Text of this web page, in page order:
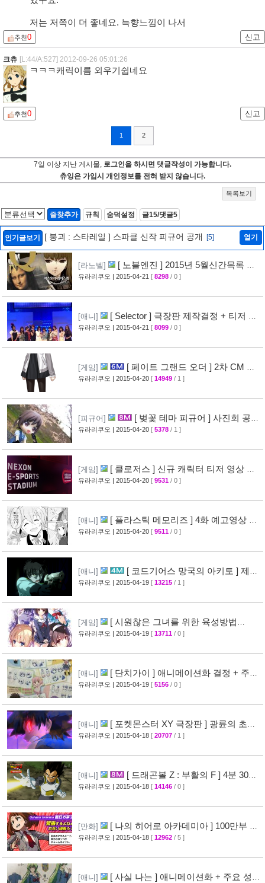
저는 저쪽이 더 좋네요. 늑향느낌이 나서
추천0 신고
크츄 [L:44/A:527] 2012-09-26 05:01:26
ㅋㅋㅋ캐릭이름 외우기쉽네요
추천0 신고
1 2
7일 이상 지난 게시물, 로그인을 하시면 댓글작성이 가능합니다.
츄잉은 가입시 개인정보를 전혀 받지 않습니다.
목록보기
즐찾추가 규칙 숨덕설정 글15/댓글5
인기글보기 [ 붕괴 : 스타레일 ] 스파클 신작 피규어 공개 [5] 열기
[라노벨]
[ 노블엔진 ] 2015년 5월신간목록 공
개 [28]
유라리쿠오 | 2015-04-21 [ 8298 / 0 ]
[애니]
[ Selector ] 극장판 제작결정 + 티저 영
상 공개
[24]
유라리쿠오 | 2015-04-21 [ 8099 / 0 ]
[게임]
[ 페이트 그랜드 오더 ] 2차 CM 영
상 공개 ( Fate/Grand Order )
유라리쿠오 | 2015-04-20 [ 14949 / 1 ]
[피규어]
[ 벚꽃 테마 피규어 ] 사진회 공개
( 굿스마일 ) [29]
유라리쿠오 | 2015-04-20 [ 5378 / 1 ]
[게임]
[ 클로저스 ] 신규 캐릭터 티저 영상 공
개 [42]
유라리쿠오 | 2015-04-20 [ 9531 / 0 ]
[애니]
[ 플라스틱 메모리즈 ] 4화 예고영상 +
애니메이션 비교 화면 공개
유라리쿠오 | 2015-04-20 [ 9511 / 0 ]
[애니]
[ 코드기어스 망국의 아키토 ] 제3
장 다이제스트 10분영상 공개
유라리쿠오 | 2015-04-19 [ 13215 / 1 ]
[게임]
[ 시원찮은 그녀를 위한 육성방법
blessing flowers ] 캐릭터 소개 영상 공개
유라리쿠오 | 2015-04-19 [ 13711 / 0 ]
[애니]
[ 단치가이 ] 애니메이션화 결정 + 주요
성우진 공개 [27]
유라리쿠오 | 2015-04-19 [ 5156 / 0 ]
[애니]
[ 포켓몬스터 XY 극장판 ] 광륜의 초마
신 후파 PV 영상 공개 [47]
유라리쿠오 | 2015-04-18 [ 20707 / 1 ]
[애니]
[ 드래곤볼 Z : 부활의 F ] 4분 30초
스토리 영상 공개
[38]
유라리쿠오 | 2015-04-18 [ 14146 / 0 ]
[만화]
[ 나의 히어로 아카데미아 ] 100만부 돌
파 & 특설페이지 오픈 [44]
유라리쿠오 | 2015-04-18 [ 12962 / 5 ]
[애니]
[ 사실 나는 ] 애니메이션화 + 주요 성우